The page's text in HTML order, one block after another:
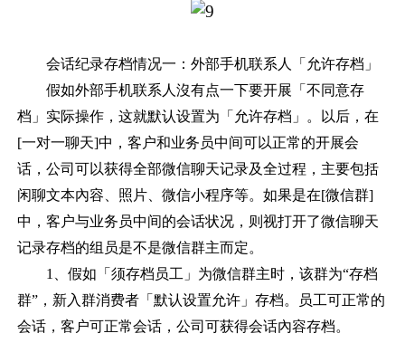
会话纪录存档情况一：外部手机联系人「允许存档」
假如外部手机联系人沒有点一下要开展「不同意存
档」实际操作，这就默认设置为「允许存档」。以后，在
[一对一聊天]中，客户和业务员中间可以正常的开展会
话，公司可以获得全部微信聊天记录及全过程，主要包括
闲聊文本內容、照片、微信小程序等。如果是在[微信群]
中，客户与业务员中间的会话状况，则视打开了微信聊天
记录存档的组员是不是微信群主而定。
1、假如「须存档员工」为微信群主时，该群为“存档
群” ，新入群消费者「默认设置允许」存档。员工可正常的
会话，客户可正常会话，公司可获得会话內容存档。